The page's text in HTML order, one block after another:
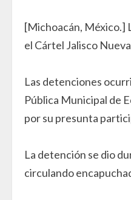
[Michoacán, México.]
el Cártel Jalisco
Las detenciones
Pública Municipal de
por su presunta
La detención se dio
circulando